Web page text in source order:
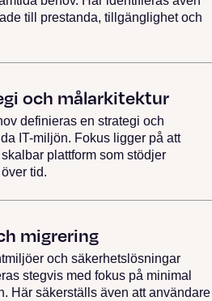
till prestanda, tillgänglighet och
och målarkitektur
definieras en strategi och
IT-miljön. Fokus ligger på att
plattform som stödjer
tid.
migrering
och säkerhetslösningar
stegvis med fokus på minimal
Här säkerställs även att användare